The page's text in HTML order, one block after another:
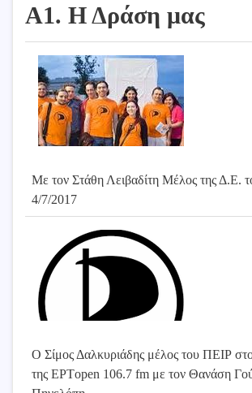
Α1. Η Δράση μας
Με τον Στάθη Λειβαδίτη Μέλος της Δ.Ε.
4/7/2017
Ο Σίμος Δαλκυριάδης μέλος του ΠΕΙΡ
της ΕΡΤopen 106.7 fm με τον Θανάση